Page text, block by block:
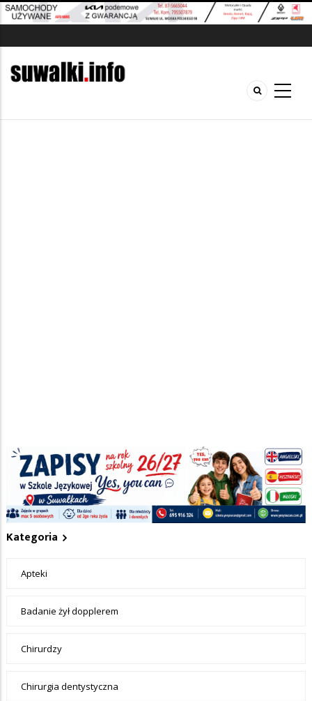
Nie dodano jeszcze wpisów do tej kategorii
Dodaj obiekt do informatora medycznego
+ Dodaj wpis
Kategoria
Apteki
Badanie żył dopplerem
Chirurdzy
Chirurgia dentystyczna